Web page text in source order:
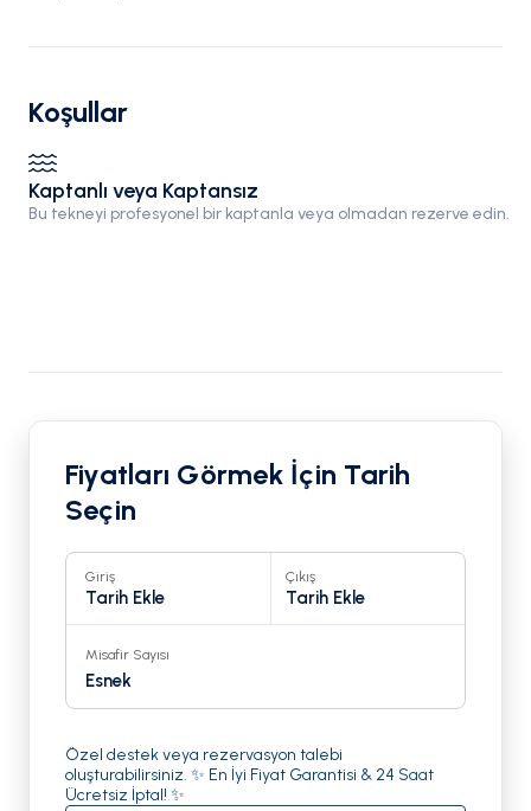
Koşullar
Kaptanlı veya Kaptansız
Bu tekneyi profesyonel bir kaptanla veya olmadan rezerve edin.
Fiyatları Görmek İçin Tarih
Seçin
Giriş
Tarih Ekle
Çıkış
Tarih Ekle
Misafir Sayısı
Esnek
Özel destek veya rezervasyon talebi
oluşturabilirsiniz. ✨ En İyi Fiyat Garantisi & 24 Saat
Ücretsiz İptal! ✨